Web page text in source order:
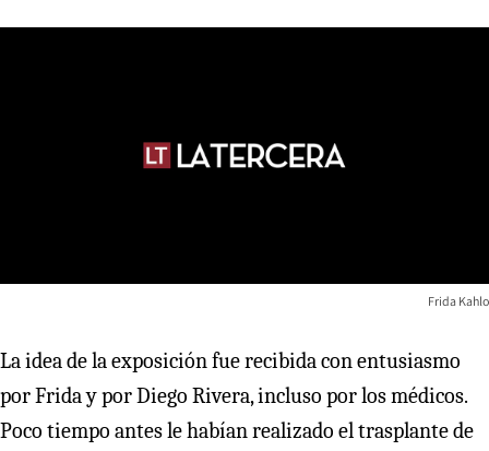
Frida Kahlo
La idea de la exposición fue recibida con entusiasmo
por Frida y por Diego Rivera, incluso por los médicos.
Poco tiempo antes le habían realizado el trasplante de